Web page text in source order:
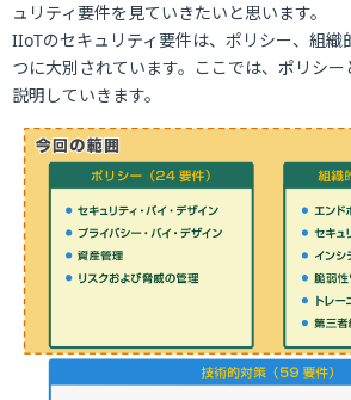
ュリティ要件を見ていきたいと思います。
IIoTのセキュリティ要件は、ポリシー、組織
つに大別されています。ここでは、ポリシ
説明していきます。